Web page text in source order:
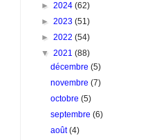
► 2024 (62)
► 2023 (51)
► 2022 (54)
▼ 2021 (88)
décembre(5)
novembre(7)
octobre(5)
septembre(6)
août(4)